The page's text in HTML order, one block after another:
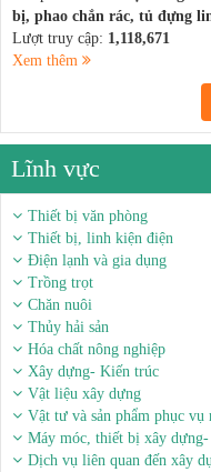
bị, phao chắn rác, tủ đựng
Lượt truy cập: 1,118,671
Xem thêm
Lĩnh vực
Thiết bị văn phòng
Thiết bị, linh kiện điện
Điện lạnh và gia dụng
Trồng trọt
Chăn nuôi
Thủy hải sản
Hóa chất nông nghiệp
Xây dựng- Kiến trúc
Vật liệu xây dựng
Vật tư và sản phẩm phục
Máy móc, thiết bị xây
Dịch vụ liên quan đến xây